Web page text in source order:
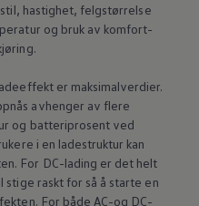
hastighet, felgstørrelse
og bruk av komfort-
er maksimalverdier.
avhenger av flere
og batteriprosent ved
i en ladestruktur kan
For DC-lading er det helt
raskt for så å starte en
For både AC-og DC-